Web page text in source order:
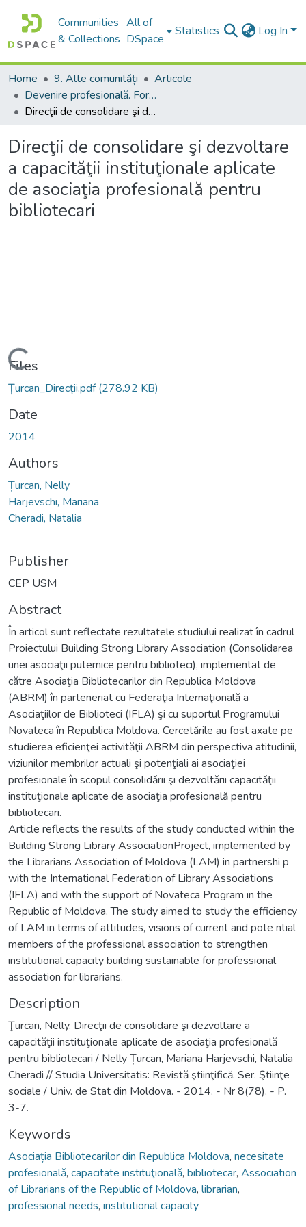
Communities
& Collections
All of
DSpace
Statistics Log In
Home 9. Alte comunități
Articole
Devenire profesională. Formarea profesională de bază și continuă a personalului din biblioteci
Direcţii de consolidare şi dezvoltare a capacităţii instituţionale aplicate de asociaţia profesională pentru bibliotecari
Direcţii de consolidare şi dezvoltare
a capacităţii instituţionale aplicate
de asociaţia profesională pentru
bibliotecari
Loading...
Files
Țurcan_Direcții.pdf(278.92 KB)
Date
2014
Authors
Țurcan, Nelly
Harjevschi, Mariana
Cheradi, Natalia
Publisher
CEP USM
Abstract
În articol sunt reflectate rezultatele studiului realizat în cadrul
Proiectului Building Strong Library Association (Consolidarea
unei asociaţii puternice pentru biblioteci), implementat de
către Asociaţia Bibliotecarilor din Republica Moldova
(ABRM) în parteneriat cu Federaţia Internaţională a
Asociaţiilor de Biblioteci (IFLA) şi cu suportul Programului
Novateca în Republica Moldova. Cercetările au fost axate pe
studierea eficienţei activităţii ABRM din perspectiva atitudinii,
viziunilor membrilor actuali şi potenţiali ai asociaţiei
profesionale în scopul consolidării şi dezvoltării capacităţii
instituţionale aplicate de asociaţia profesională pentru
bibliotecari.
Article reflects the results of the study conducted within the
Building Strong Library AssociationProject, implemented by
the Librarians Association of Moldova (LAM) in partnershi p
with the International Federation of Library Associations
(IFLA) and with the support of Novateca Program in the
Republic of Moldova. The study aimed to study the efficiency
of LAM in terms of attitudes, visions of current and pote ntial
members of the professional association to strengthen
institutional capacity building sustainable for professional
association for librarians.
Description
Ţurcan, Nelly. Direcţii de consolidare şi dezvoltare a
capacităţii instituţionale aplicate de asociaţia profesională
pentru bibliotecari / Nelly Țurcan, Mariana Harjevschi, Natalia
Cheradi // Studia Universitatis: Revistă ştiinţifică. Ser. Ştiinţe
sociale / Univ. de Stat din Moldova. - 2014. - Nr 8(78). - P.
3-7.
Keywords
Asociația Bibliotecarilor din Republica Moldova, necesitate
profesională, capacitate instituţională, bibliotecar, Association
of Librarians of the Republic of Moldova, librarian,
professional needs, institutional capacity